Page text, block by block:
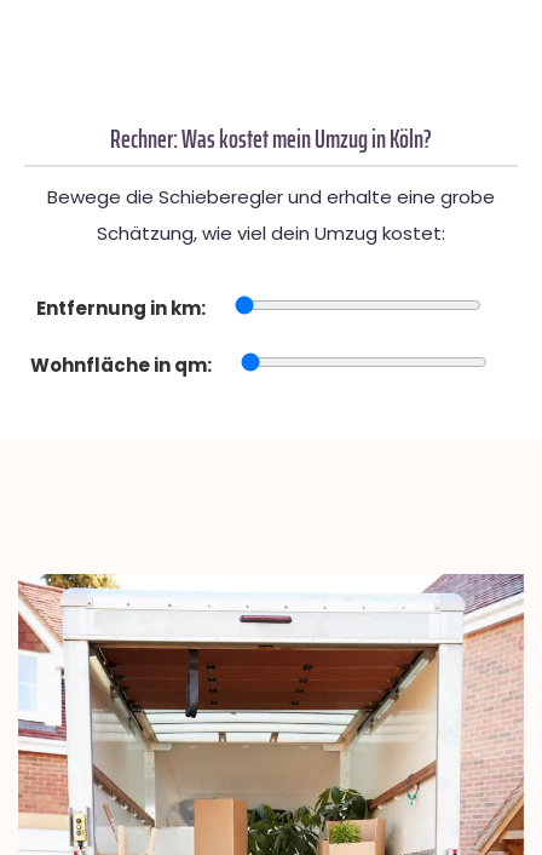
Rechner: Was kostet mein Umzug in Köln?
Bewege die Schieberegler und erhalte eine grobe
Schätzung, wie viel dein Umzug kostet:
Entfernung in km:
Wohnfläche in qm: